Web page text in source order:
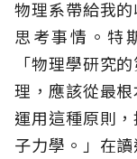
物理系帶給我
思考事情。特
「物理學研究
理，應該從最
運用這種原則
子力學。」在